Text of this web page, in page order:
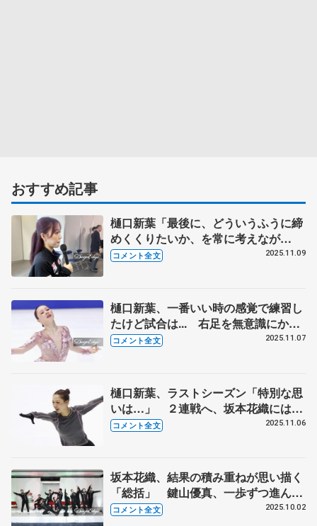
おすすめ記事
樋口新葉「最後に、どういうふうに締
めくくりたいか、を常に考えなが
ら」 ワンダーウーマンは、戦い抜い
コメント全文 2025.11.09
樋口新葉、一番いい時の感覚で練習し
たけど試合は... 右足を無意識にかば
ってジャンプが曲がっちゃった
コメント全文 2025.11.07
樋口新葉、ラストシーズン「特別な思
いは…」 ２連戦へ、坂本花織には
「もう１戦終わっていいな」【GP第4
コメント全文 2025.11.06
坂本花織、結果の積み重ねが思い描く
「総括」 鍵山優真、一歩ずつ進んで
いくのが夢への近道 【GPシリーズ
コメント全文 2025.10.02